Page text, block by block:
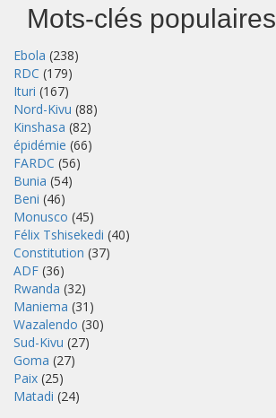
Mots-clés populaires
Ebola (238)
RDC (179)
Ituri (167)
Nord-Kivu (88)
Kinshasa (82)
épidémie (66)
FARDC (56)
Bunia (54)
Beni (46)
Monusco (45)
Félix Tshisekedi (40)
Constitution (37)
ADF (36)
Rwanda (32)
Maniema (31)
Wazalendo (30)
Sud-Kivu (27)
Goma (27)
Paix (25)
Matadi (24)